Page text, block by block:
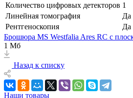
Количество цифровых детекторов 1
Линейная томография
Да
Рентгеноскопия
Да
Брошюра MS Westfalia Ares RC с
1 Мб
Назад к списку
Наши товары